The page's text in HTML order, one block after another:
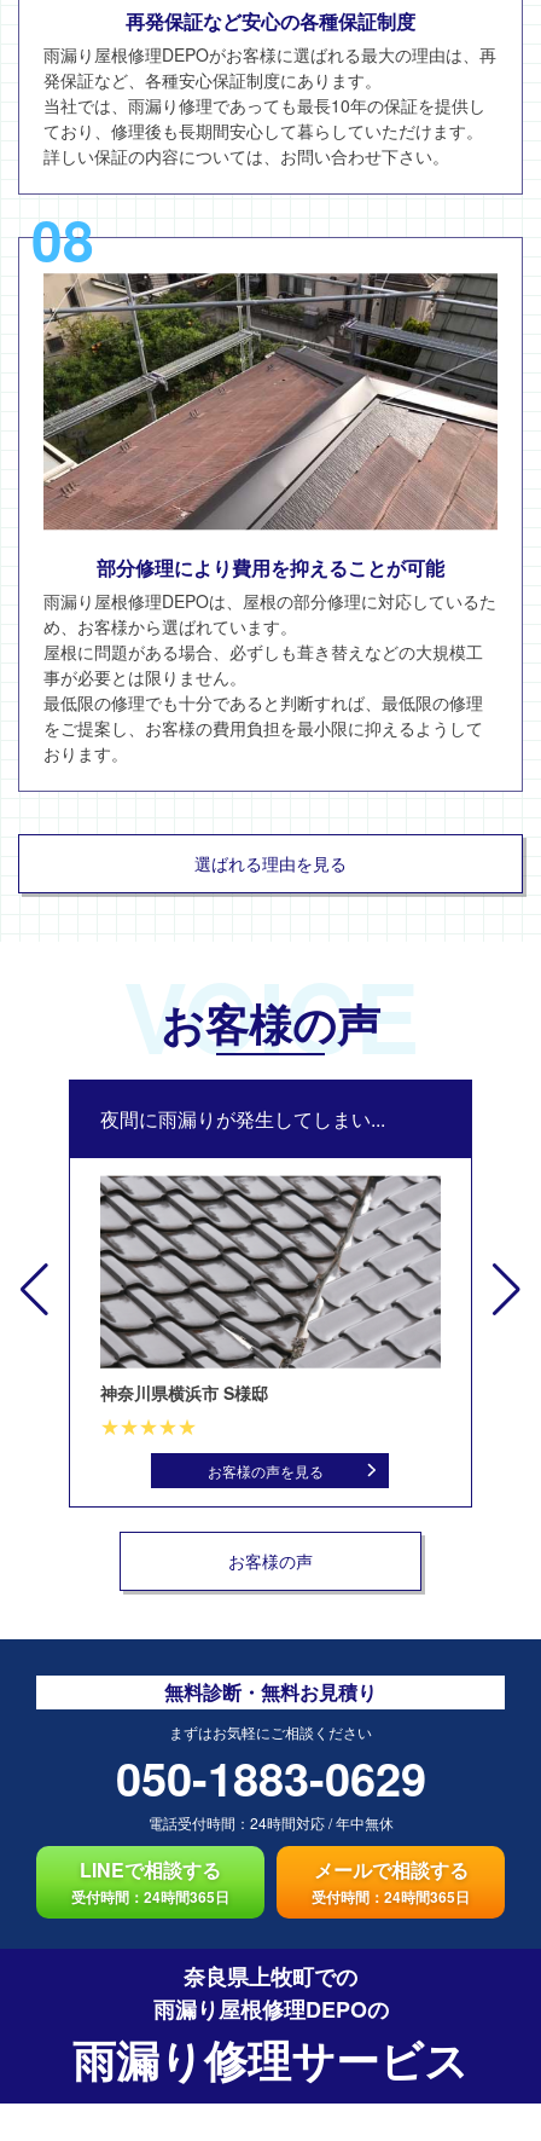
再発保証など安心の各種保証制度
雨漏り屋根修理DEPOがお客様に選ばれる最大の理由は、再
発保証など、各種安心保証制度にあります。
当社では、雨漏り修理であっても最長10年の保証を提供し
ており、修理後も長期間安心して暮らしていただけます。
詳しい保証の内容については、お問い合わせ下さい。
08
部分修理により費用を抑えることが可能
雨漏り屋根修理DEPOは、屋根の部分修理に対応しているた
め、お客様から選ばれています。
屋根に問題がある場合、必ずしも葺き替えなどの大規模工
事が必要とは限りません。
最低限の修理でも十分であると判断すれば、最低限の修理
をご提案し、お客様の費用負担を最小限に抑えるようして
おります。
選ばれる理由を見る
VOICE
お客様の声
夜間に雨漏りが発生してしまい...
神奈川県横浜市 S様邸
お客様の声を見る
お客様の声
無料診断・無料お見積り
まずはお気軽にご相談ください
050-1883-0629
電話受付時間： 24時間対応/年中無休
LINEで相談する
受付時間：24時間365日
メールで相談する
受付時間：24時間365日
奈良県上牧町での
雨漏り屋根修理DEPOの
雨漏り修理サービス